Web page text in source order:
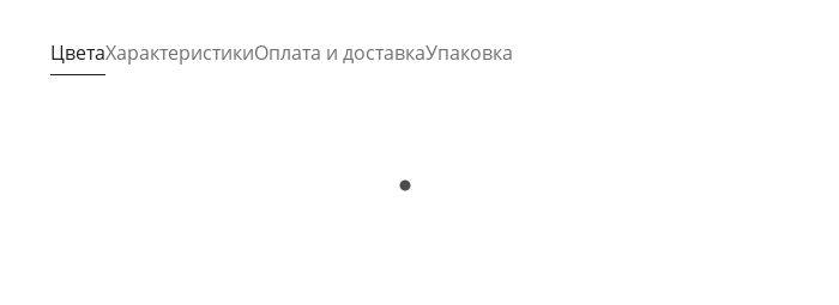
ЦветаХарактеристикиОплата и доставкаУпаковка